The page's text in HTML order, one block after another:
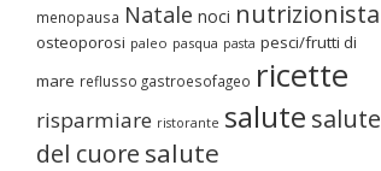
menopausa Natale noci nutrizionista
osteoporosi paleo pasqua pasta pesci/frutti di
mare reflusso gastroesofageo ricette
risparmiare ristorante salute salute
del cuore salute